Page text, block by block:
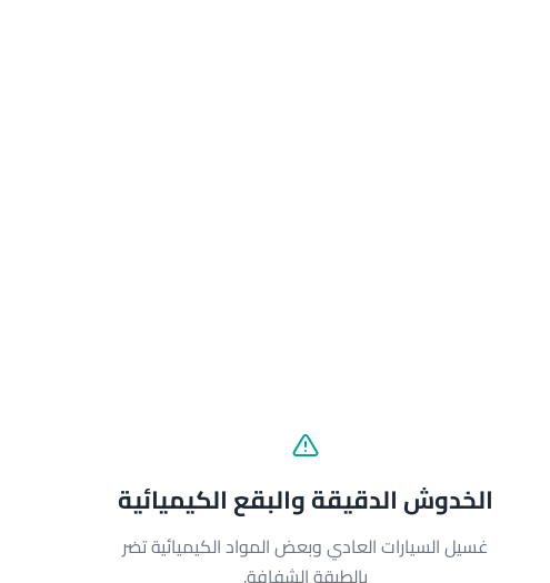
الخدوش الدقيقة والبقع الكيميائية
غسيل السيارات العادي وبعض المواد الكيميائية تضر
بالطبقة الشفافة.